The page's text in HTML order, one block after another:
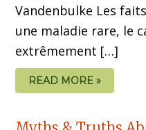
Vandenbulke Les
une maladie rare, le
extrêmement […]
READ MORE »